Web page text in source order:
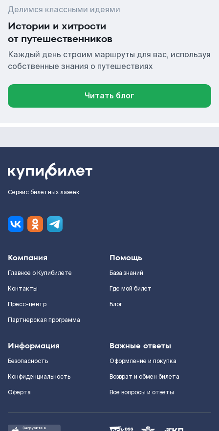
Делимся классными идеями
Истории и хитрости
от путешественников
Каждый день строим маршруты для вас, используя
собственные знания о путешествиях
Читать блог
Сервис билетных лазеек
Компания
Главное о Купибилете
Контакты
Пресс-центр
Партнерская программа
Помощь
База знаний
Где мой билет
Блог
Информация
Безопасность
Конфиденциальность
Оферта
Важные ответы
Оформление и покупка
Возврат и обмен билета
Все вопросы и ответы